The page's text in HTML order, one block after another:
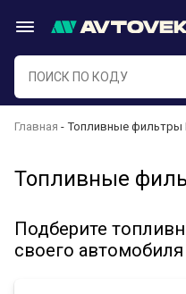
Главная Топливные фильтры
Топливные
Подберите
своего автомобиля